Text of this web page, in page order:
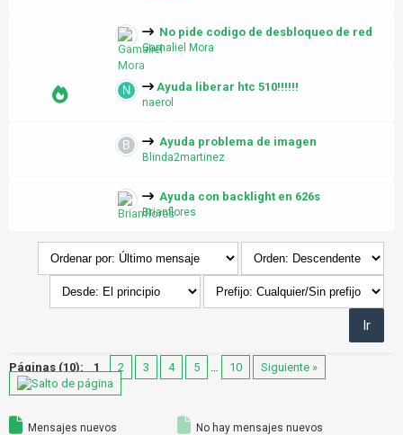
No pide codigo de desbloqueo de red
Gamaliel Mora
Ayuda liberar htc 510!!!!!!
naerol
Ayuda problema de imagen
Blinda2martinez
Ayuda con backlight en 626s
Brianflores
Páginas (10): 1 2 3 4 5 … 10 Siguiente »
Mensajes nuevos No hay mensajes nuevos